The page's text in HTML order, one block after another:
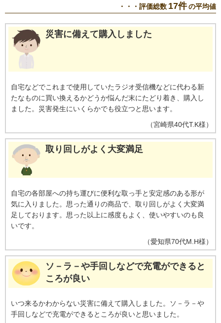
・・・評価総数 17件の平均値
災害に備えて購入しました
自宅などでこれまで使用していたラジオ受信機などに代わる新
たなものに買い換えるかどうか悩んだ末にたどり着き、購入し
ました。災害発生にいくらかでも役立つと思います。
（宮崎県40代T.K様）
取り回しがよく大変満足
自宅の各部屋への持ち運びに便利な取っ手と安定感のある形が
気に入りました。思った通りの商品で、取り回しがよく大変満
足しております。思った以上に感度もよく、使いやすいのも良
いです。
（愛知県70代M.H様）
ソ－ラ－や手回しなどで充電ができると
ころが良い
いつ来るかわからない災害に備えて購入しました。ソ－ラ－や
手回しなどで充電ができるところが良いと思いました。